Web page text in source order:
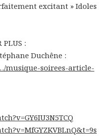
excitant » Idoles
PLUS :
Duchêne :
soirees-article-